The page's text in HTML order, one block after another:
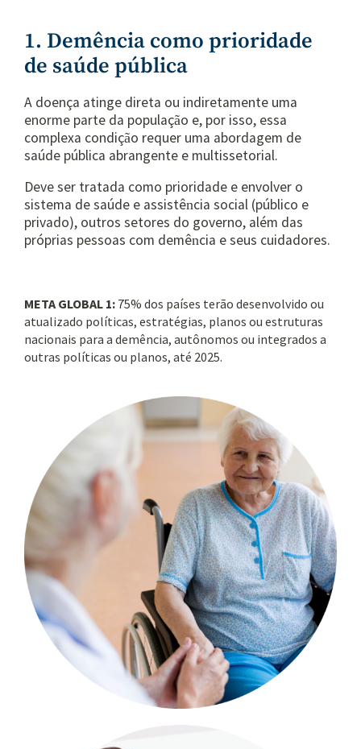
1. Demência como prioridade
de saúde pública
A doença atinge direta ou indiretamente uma
enorme parte da população e, por isso, essa
complexa condição requer uma abordagem de
saúde pública abrangente e multissetorial.
Deve ser tratada como prioridade e envolver o
sistema de saúde e assistência social (público e
privado), outros setores do governo, além das
próprias pessoas com demência e seus cuidadores.
META GLOBAL 1: 75% dos países terão desenvolvido ou
atualizado políticas, estratégias, planos ou estruturas
nacionais para a demência, autônomos ou integrados a
outras políticas ou planos, até 2025.